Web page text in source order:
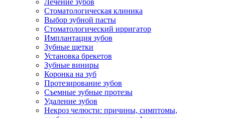
Лечение зубов
Стоматологическая клиника
Выбор зубной пасты
Стоматологический ирригатор
Имплантация зубов
Зубные щетки
Установка брекетов
Зубные виниры
Коронка на зуб
Протезирование зубов
Съемные зубные протезы
Удаление зубов
Некроз челюсти: причины, симптомы,